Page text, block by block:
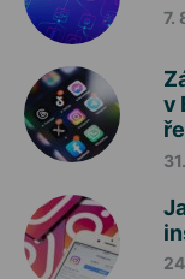
7.
v